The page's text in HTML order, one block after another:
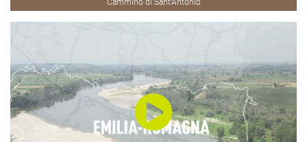
Cammino di Sant'Antonio